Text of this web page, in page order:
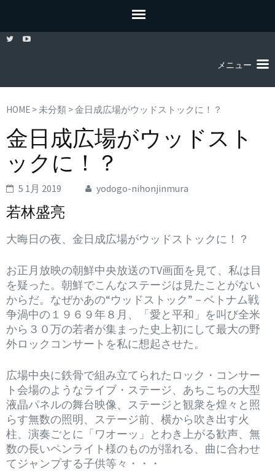
メニュー
HOME >未分類 >金日成広場がウッドストックに！？
金日成広場がウッドスト
ックに！？
5 1月 2019 yodogo-nihonjinmura
若林盛亮
大晦日の夜、金日成広場がウッドストックに！？
お正月放映の朝鮮中央放送のTV画面を見て、私は目
を疑った。朝鮮でこんなステージは見たことがない
からだ。なぜかあの“ウッドストック”－ベトナム戦
争渦中の１９６９年８月、「愛と平和」を叫び全米
から３０万の若者が集まった史上初にして最大の野
外ロックコンサートを私に想起させた。
広場中央に鉄骨で組み立てられたロック・コンサー
ト会場のようなライブ・ステージ、あちこちの大型
液晶パネルの舞台映像、ステージと観衆を煌々と照
らす無数の照明、ステージ前、横から吹き出す火
柱、演奏ごとに「ワオーッ」とわき上がる歓声、無
数の長いペンライト様のものが揺れる、曲に合わせ
てジャンプする子供等々・・・